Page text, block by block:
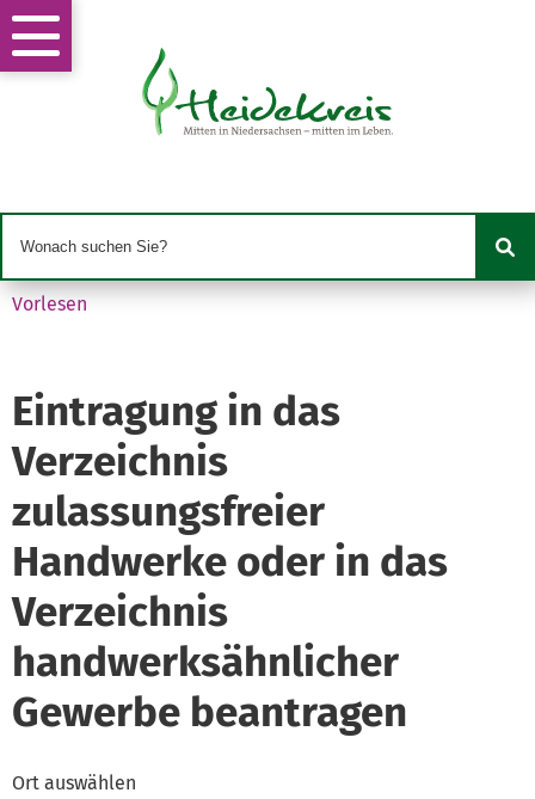
Vorlesen
Eintragung in das
Verzeichnis
zulassungsfreier
Handwerke oder in das
Verzeichnis
handwerksähnlicher
Gewerbe beantragen
Ort auswählen